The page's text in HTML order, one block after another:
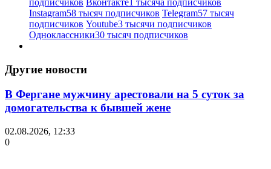
подписчиков Вконтакте1 тысяча подписчиков
Instagram58 тысяч подписчиков Telegram57 тысяч
подписчиков Youtube3 тысячи подписчиков
Одноклассники30 тысяч подписчиков
Другие новости
В Фергане мужчину арестовали на 5 суток за
домогательства к бывшей жене
02.08.2026, 12:33
0